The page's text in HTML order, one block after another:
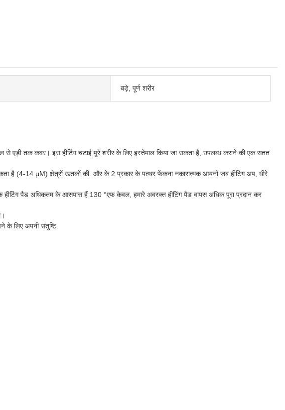
बड़े, पूर्ण शरीर
तक कवर। इस हीटिंग चटाई पूरे शरीर के लिए इस्तेमाल किया जा सकता है, उपलब्ध कराने की एक सतत
है (4-14 μM) क्षेत्रों ऊतकों की. और के 2 प्रकार के पत्थर फेंकना नकारात्मक आयनों जब हीटिंग अप, धीरे
पैड अधिकतम के आसपास हैं 130 °एफ केवल, हमारे अवरक्त हीटिंग पैड वापस अधिक पूरा प्रदान कर
के लिए अपनी संतुष्टि